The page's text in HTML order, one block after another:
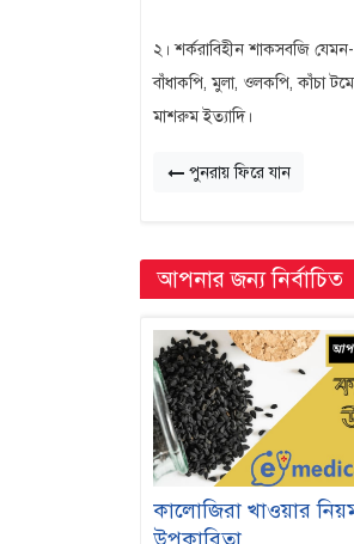
২। শর্করাবিহীন শাকসবজি
বাঁধাকপি, মুলা, ওলকপি, কাঁচা
মাশরুম ইত্যাদি।
পুনরায় ফিরে যান
আপনার জন্য নির্বাচিত
কালোজিরা খাওয়ার